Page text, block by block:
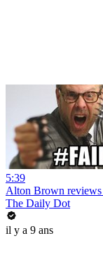
5:39
Alton Brown reviews
The Daily Dot
il y a 9 ans